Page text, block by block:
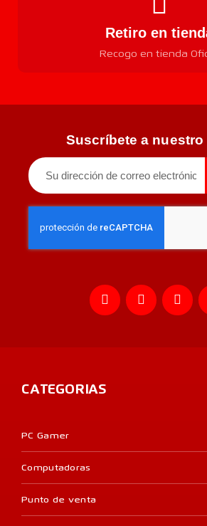
Retiro en
Recogo en tienda
Suscríbete a
CATEGORIAS
PC Gamer
Computadoras
Punto de venta